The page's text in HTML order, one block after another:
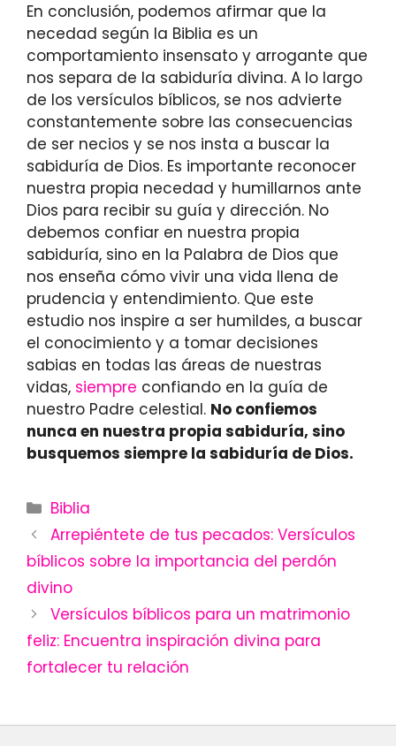
En conclusión, podemos afirmar que la
necedad según la Biblia es un
comportamiento insensato y arrogante que
nos separa de la sabiduría divina. A lo largo
de los versículos bíblicos, se nos advierte
constantemente sobre las consecuencias
de ser necios y se nos insta a buscar la
sabiduría de Dios. Es importante reconocer
nuestra propia necedad y humillarnos ante
Dios para recibir su guía y dirección. No
debemos confiar en nuestra propia
sabiduría, sino en la Palabra de Dios que
nos enseña cómo vivir una vida llena de
prudencia y entendimiento. Que este
estudio nos inspire a ser humildes, a buscar
el conocimiento y a tomar decisiones
sabias en todas las áreas de nuestras
vidas, siempre confiando en la guía de
nuestro Padre celestial. No confiemos
nunca en nuestra propia sabiduría, sino
busquemos siempre la sabiduría de Dios.
Categories
Biblia
Arrepiéntete de tus pecados: Versículos
bíblicos sobre la importancia del perdón
divino
Versículos bíblicos para un matrimonio
feliz: Encuentra inspiración divina para
fortalecer tu relación